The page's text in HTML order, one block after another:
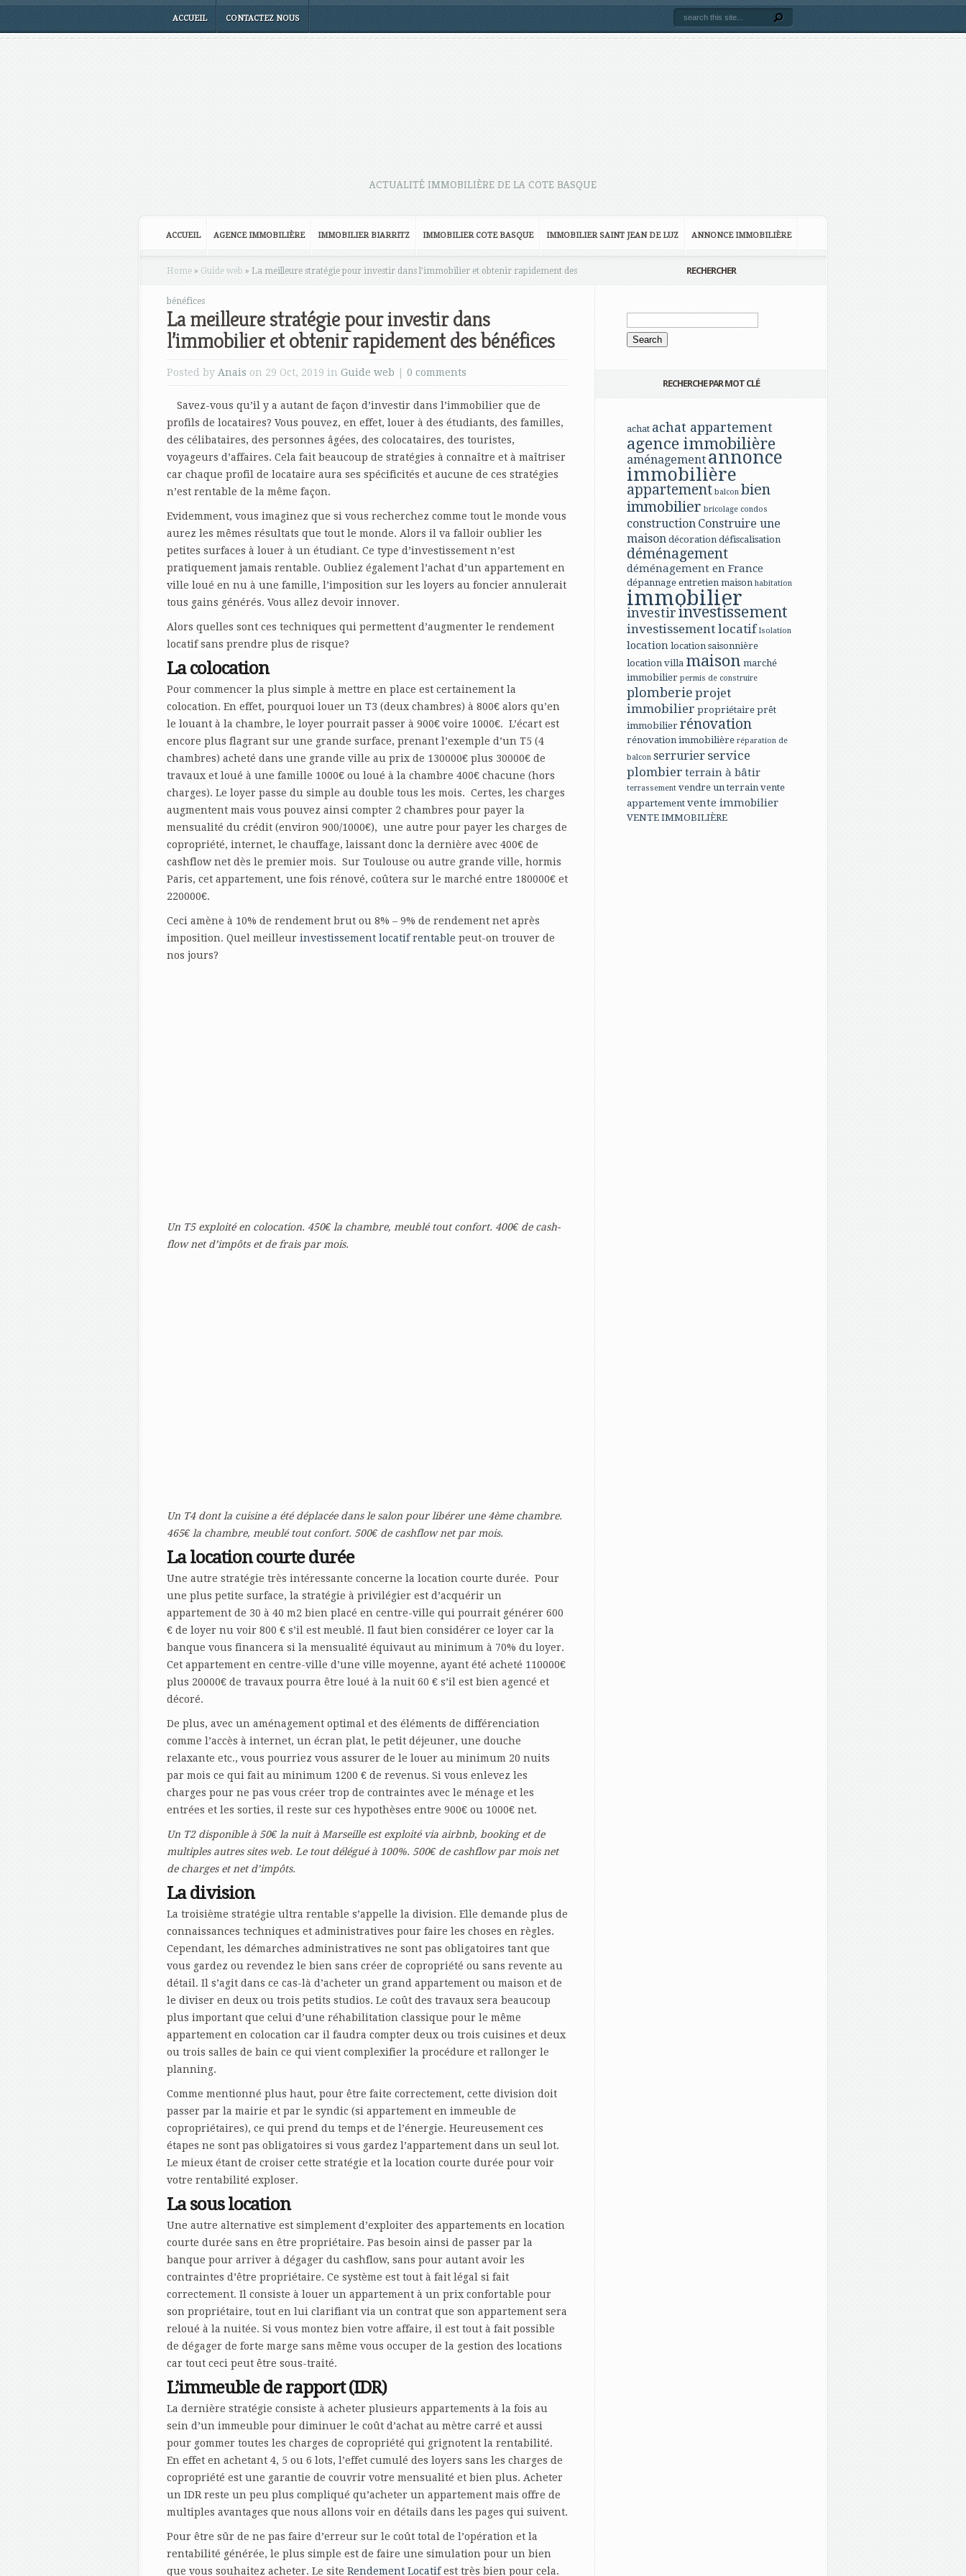
ACCUEIL CONTACTEZ NOUS
ACTUALITÉ IMMOBILIÈRE DE LA COTE BASQUE
ACCUEIL AGENCE IMMOBILIÈRE IMMOBILIER BIARRITZ IMMOBILIER COTE BASQUE IMMOBILIER SAINT JEAN DE LUZ ANNONCE IMMOBILIÈRE
Home » Guide web » La meilleure stratégie pour investir dans l’immobilier et obtenir rapidement des
bénéfices
La meilleure stratégie pour investir dans
l’immobilier et obtenir rapidement des bénéfices
Posted by Anais on 29 Oct, 2019 in Guide web 0 comments
Savez-vous qu’il y a autant de façon d’investir dans l’immobilier que de
profils de locataires? Vous pouvez, en effet, louer à des étudiants, des familles,
des célibataires, des personnes âgées, des colocataires, des touristes,
voyageurs d’affaires. Cela fait beaucoup de stratégies à connaître et à maîtriser
car chaque profil de locataire aura ses spécificités et aucune de ces stratégies
n’est rentable de la même façon.
Evidemment, vous imaginez que si vous recherchez comme tout le monde vous
aurez les mêmes résultats que tout le monde. Alors il va falloir oublier les
petites surfaces à louer à un étudiant. Ce type d’investissement n’est
pratiquement jamais rentable. Oubliez également l’achat d’un appartement en
ville loué en nu à une famille, l’imposition sur les loyers au foncier annulerait
tous gains générés. Vous allez devoir innover.
Alors quelles sont ces techniques qui permettent d’augmenter le rendement
locatif sans prendre plus de risque?
La colocation
Pour commencer la plus simple à mettre en place est certainement la
colocation. En effet, pourquoi louer un T3 (deux chambres) à 800€ alors qu’en
le louant à la chambre, le loyer pourrait passer à 900€ voire 1000€. L’écart est
encore plus flagrant sur une grande surface, prenant l’exemple d’un T5 (4
chambres) acheté dans une grande ville au prix de 130000€ plus 30000€ de
travaux et loué à une famille 1000€ ou loué à la chambre 400€ chacune (hors
charges). Le loyer passe du simple au double tous les mois. Certes, les charges
augmentent mais vous pouvez ainsi compter 2 chambres pour payer la
mensualité du crédit (environ 900/1000€), une autre pour payer les charges de
copropriété, internet, le chauffage, laissant donc la dernière avec 400€ de
cashflow net dès le premier mois. Sur Toulouse ou autre grande ville, hormis
Paris, cet appartement, une fois rénové, coûtera sur le marché entre 180000€ et
220000€.
Ceci amène à 10% de rendement brut ou 8% – 9% de rendement net après
imposition. Quel meilleur investissement locatif rentable peut-on trouver de
nos jours?
Un T5 exploité en colocation. 450€ la chambre, meublé tout confort. 400€ de cash-
flow net d’impôts et de frais par mois.
Un T4 dont la cuisine a été déplacée dans le salon pour libérer une 4ème chambre.
465€ la chambre, meublé tout confort. 500€ de cashflow net par mois.
La location courte durée
Une autre stratégie très intéressante concerne la location courte durée. Pour
une plus petite surface, la stratégie à privilégier est d’acquérir un
appartement de 30 à 40 m2 bien placé en centre-ville qui pourrait générer 600
€ de loyer nu voir 800 € s’il est meublé. Il faut bien considérer ce loyer car la
banque vous financera si la mensualité équivaut au minimum à 70% du loyer.
Cet appartement en centre-ville d’une ville moyenne, ayant été acheté 110000€
plus 20000€ de travaux pourra être loué à la nuit 60 € s’il est bien agencé et
décoré.
De plus, avec un aménagement optimal et des éléments de différenciation
comme l’accès à internet, un écran plat, le petit déjeuner, une douche
relaxante etc., vous pourriez vous assurer de le louer au minimum 20 nuits
par mois ce qui fait au minimum 1200 € de revenus. Si vous enlevez les
charges pour ne pas vous créer trop de contraintes avec le ménage et les
entrées et les sorties, il reste sur ces hypothèses entre 900€ ou 1000€ net.
Un T2 disponible à 50€ la nuit à Marseille est exploité via airbnb, booking et de
multiples autres sites web. Le tout délégué à 100%. 500€ de cashflow par mois net
de charges et net d’impôts.
La division
La troisième stratégie ultra rentable s’appelle la division. Elle demande plus de
connaissances techniques et administratives pour faire les choses en règles.
Cependant, les démarches administratives ne sont pas obligatoires tant que
vous gardez ou revendez le bien sans créer de copropriété ou sans revente au
détail. Il s’agit dans ce cas-là d’acheter un grand appartement ou maison et de
le diviser en deux ou trois petits studios. Le coût des travaux sera beaucoup
plus important que celui d’une réhabilitation classique pour le même
appartement en colocation car il faudra compter deux ou trois cuisines et deux
ou trois salles de bain ce qui vient complexifier la procédure et rallonger le
planning.
Comme mentionné plus haut, pour être faite correctement, cette division doit
passer par la mairie et par le syndic (si appartement en immeuble de
copropriétaires), ce qui prend du temps et de l’énergie. Heureusement ces
étapes ne sont pas obligatoires si vous gardez l’appartement dans un seul lot.
Le mieux étant de croiser cette stratégie et la location courte durée pour voir
votre rentabilité exploser.
La sous location
Une autre alternative est simplement d’exploiter des appartements en location
courte durée sans en être propriétaire. Pas besoin ainsi de passer par la
banque pour arriver à dégager du cashflow, sans pour autant avoir les
contraintes d’être propriétaire. Ce système est tout à fait légal si fait
correctement. Il consiste à louer un appartement à un prix confortable pour
son propriétaire, tout en lui clarifiant via un contrat que son appartement sera
reloué à la nuitée. Si vous montez bien votre affaire, il est tout à fait possible
de dégager de forte marge sans même vous occuper de la gestion des locations
car tout ceci peut être sous-traité.
L’immeuble de rapport (IDR)
La dernière stratégie consiste à acheter plusieurs appartements à la fois au
sein d’un immeuble pour diminuer le coût d’achat au mètre carré et aussi
pour gommer toutes les charges de copropriété qui grignotent la rentabilité.
En effet en achetant 4, 5 ou 6 lots, l’effet cumulé des loyers sans les charges de
copropriété est une garantie de couvrir votre mensualité et bien plus. Acheter
un IDR reste un peu plus compliqué qu’acheter un appartement mais offre de
multiples avantages que nous allons voir en détails dans les pages qui suivent.
Pour être sûr de ne pas faire d’erreur sur le coût total de l’opération et la
rentabilité générée, le plus simple est de faire une simulation pour un bien
que vous souhaitez acheter. Le site Rendement Locatifest très bien pour cela.
RECHERCHER
RECHERCHE PAR MOT CLÉ
achat achat appartement
agence immobilière
aménagement annonce
immobilière
appartement balcon bien
immobilier bricolage condos
construction Construire une
maison décoration défiscalisation
déménagement
déménagement en France
dépannage entretien maison habitation
immobilier
investirinvestissement
investissement locatif Isolation
location location saisonnière
location villa maison marché
immobilier permis de construire
plomberie projet
immobilier propriétaire prêt
immobilier rénovation
rénovation immobilière réparation de
balcon serrurier service
plombier terrain à bâtir
terrassement vendre un terrain vente
appartement vente immobilier
VENTE IMMOBILIÈRE